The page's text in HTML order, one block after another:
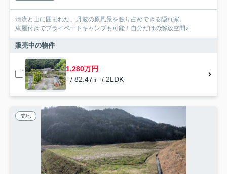
清流と山に囲まれた、丹波の原風景を独り占めできる隠れ家。
東屋付きでプライベートキャンプも可能！自分だけの解放空間♪
販売中の物件
1,280万円
- / 82.47㎡ / 2LDK
売地